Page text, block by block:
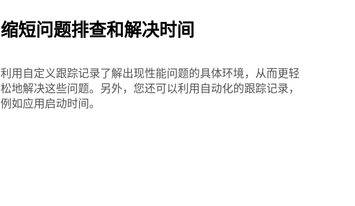
缩短问题排查和解决时间
利用自定义跟踪记录了解出现性能问题的具体环境，从而更轻
松地解决这些问题。另外，您还可以利用自动化的跟踪记录，
例如应用启动时间。